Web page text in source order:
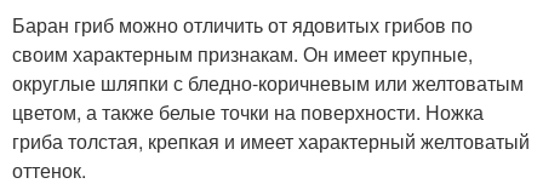
Баран гриб можно отличить от ядовитых грибов по
своим характерным признакам. Он имеет крупные,
округлые шляпки с бледно-коричневым или желтоватым
цветом, а также белые точки на поверхности. Ножка
гриба толстая, крепкая и имеет характерный желтоватый
оттенок.